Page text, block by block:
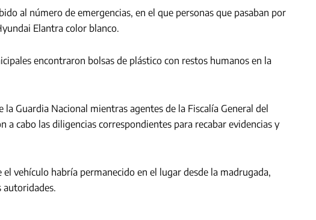
al número de emergencias, en el que personas que pasaban por
Elantra color blanco.
encontraron bolsas de plástico con restos humanos en la
Guardia Nacional mientras agentes de la Fiscalía General del
a cabo las diligencias correspondientes para recabar evidencias y
vehículo habría permanecido en el lugar desde la madrugada,
autoridades.